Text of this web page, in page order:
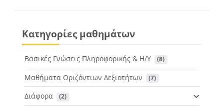
Κατηγορίες μαθημάτων
Βασικές Γνώσεις Πληροφορικής & Η/Υ (8)
Μαθήματα Οριζόντιων Δεξιοτήτων (7)
Διάφορα (2)